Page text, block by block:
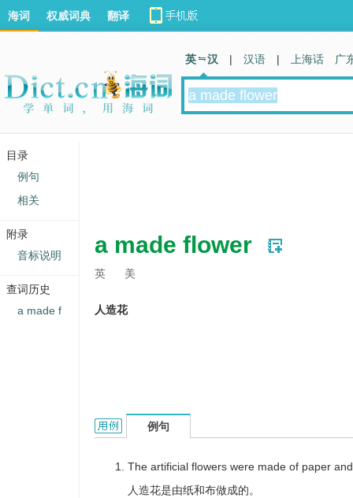
a made flower
英 美
人造花
a made flower的用法和样例：
例句
The artificial flowers were made of paper
人造花是由纸和布做成的。
海词 权威词典 翻译
英 汉 | 汉语 | 上海话 广
目录
例句
相关
附录
音标说明
查词历史
a made f